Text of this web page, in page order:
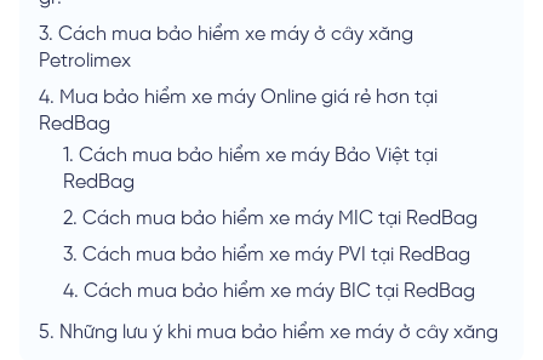
3. Cách mua bảo hiểm xe máy ở cây xăng
Petrolimex
4. Mua bảo hiểm xe máy Online giá rẻ hơn tại
RedBag
1. Cách mua bảo hiểm xe máy Bảo Việt tại
RedBag
2. Cách mua bảo hiểm xe máy MIC tại RedBag
3. Cách mua bảo hiểm xe máy PVI tại RedBag
4. Cách mua bảo hiểm xe máy BIC tại RedBag
5. Những lưu ý khi mua bảo hiểm xe máy ở cây xăng